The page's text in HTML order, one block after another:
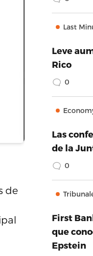
de
Last
Leve
Rico
0
Las
de la
0
First
que
Epstein